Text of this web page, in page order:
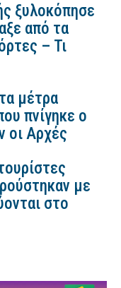
ξυλοκόπησε
από τα
– Τι
μέτρα
πνίγηκε ο
οι Αρχές
με
στο